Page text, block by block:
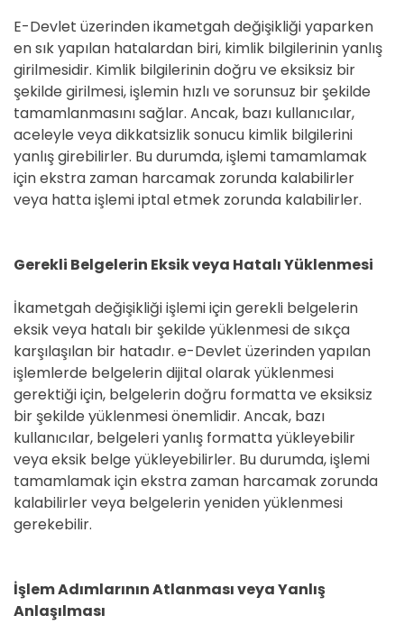
E-Devlet üzerinden ikametgah değişikliği yaparken
en sık yapılan hatalardan biri, kimlik bilgilerinin yanlış
girilmesidir. Kimlik bilgilerinin doğru ve eksiksiz bir
şekilde girilmesi, işlemin hızlı ve sorunsuz bir şekilde
tamamlanmasını sağlar. Ancak, bazı kullanıcılar,
aceleyle veya dikkatsizlik sonucu kimlik bilgilerini
yanlış girebilirler. Bu durumda, işlemi tamamlamak
için ekstra zaman harcamak zorunda kalabilirler
veya hatta işlemi iptal etmek zorunda kalabilirler.
Gerekli Belgelerin Eksik veya Hatalı Yüklenmesi
İkametgah değişikliği işlemi için gerekli belgelerin
eksik veya hatalı bir şekilde yüklenmesi de sıkça
karşılaşılan bir hatadır. e-Devlet üzerinden yapılan
işlemlerde belgelerin dijital olarak yüklenmesi
gerektiği için, belgelerin doğru formatta ve eksiksiz
bir şekilde yüklenmesi önemlidir. Ancak, bazı
kullanıcılar, belgeleri yanlış formatta yükleyebilir
veya eksik belge yükleyebilirler. Bu durumda, işlemi
tamamlamak için ekstra zaman harcamak zorunda
kalabilirler veya belgelerin yeniden yüklenmesi
gerekebilir.
İşlem Adımlarının Atlanması veya Yanlış
Anlaşılması